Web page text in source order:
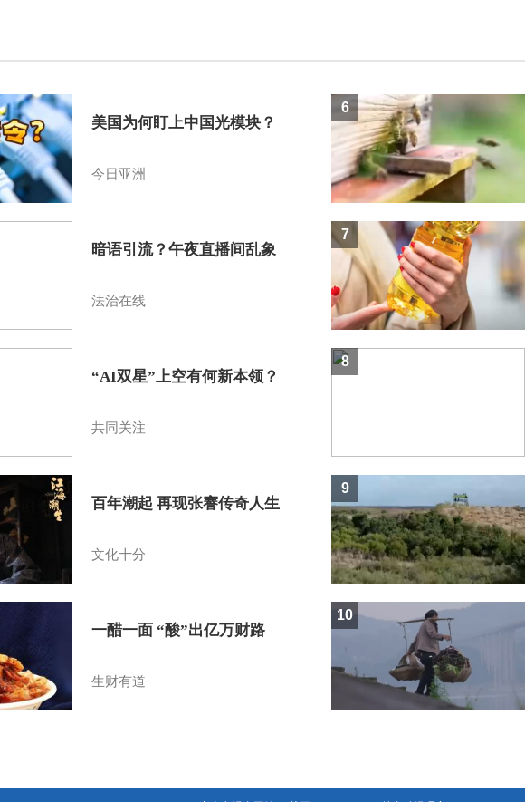
美国为何盯上中国光模块？
今日亚洲
暗语引流？午夜直播间乱象
法治在线
“AI双星”上空有何新本领？
共同关注
百年潮起 再现张謇传奇人生
文化十分
一醋一面 “酸”出亿万财路
生财有道
6
7
8
9
10